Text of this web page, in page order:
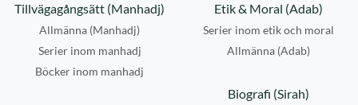
Tillvägagångsätt (Manhadj)
Allmänna (Manhadj)
Serier inom manhadj
Böcker inom manhadj
Etik & Moral (Adab)
Serier inom etik och moral
Allmänna (Adab)
Biografi (Sirah)